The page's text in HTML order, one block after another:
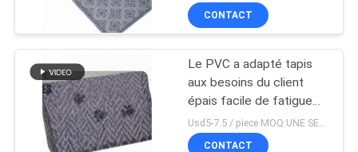
SITE
PRIVACY
POLICY
Panneau isolant
d'isolation phonique
21
CONTACT
Le PVC a adapté tapis
aux besoins du client
épais facile de fatigue
du nettoyage 11mm l'anti
CONTACT